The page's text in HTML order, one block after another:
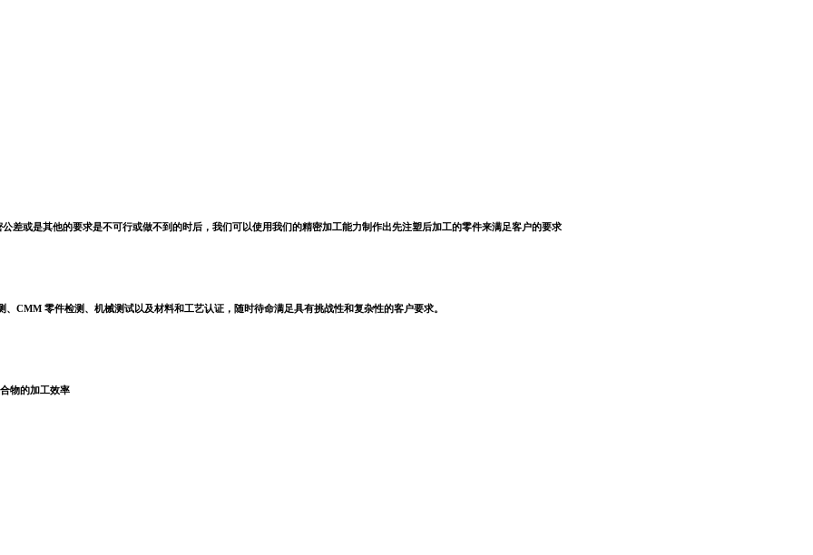
差或是其他的要求是不可行或做不到的时后，我们可以使用我们的精密加工能力制作出先注塑后加工的零件来满足客户的要求
CMM 零件检测、机械测试以及材料和工艺认证，随时待命满足具有挑战性和复杂性的客户要求。
物的加工效率